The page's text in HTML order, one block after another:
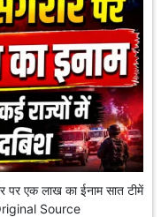
पर एक लाख का ईनाम सात टीमें
Source